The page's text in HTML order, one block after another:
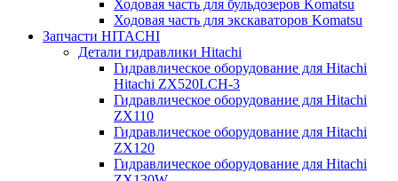
Ходовая часть для бульдозеров Komatsu
Ходовая часть для экскаваторов Komatsu
Запчасти HITACHI
Детали гидравлики Hitachi
Гидравлическое оборудование для Hitachi
Hitachi ZX520LCH-3
Гидравлическое оборудование для Hitachi
ZX110
Гидравлическое оборудование для Hitachi
ZX120
Гидравлическое оборудование для Hitachi